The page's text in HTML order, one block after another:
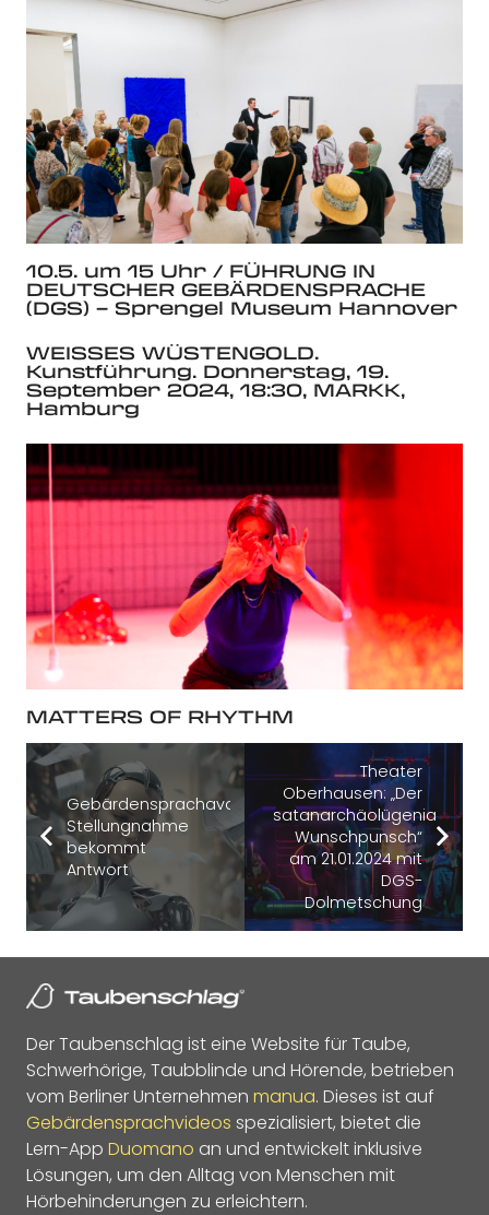
10.5. um 15 Uhr / FÜHRUNG IN
DEUTSCHER GEBÄRDENSPRACHE
(DGS) – Sprengel Museum Hannover
WEISSES WÜSTENGOLD.
Kunstführung. Donnerstag, 19.
September 2024, 18:30, MARKK,
Hamburg
MATTERS OF RHYTHM
Gebärdensprachavatar-
Stellungnahme
bekommt
Antwort
Theater
Oberhausen: „Der
Wunschpunsch“
am 21.01.2024 mit
DGS-
Dolmetschung
Der Taubenschlag ist eine Website für Taube,
Schwerhörige, Taubblinde und Hörende, betrieben
vom Berliner Unternehmen manua. Dieses ist auf
Gebärdensprachvideos spezialisiert, bietet die
Lern-App Duomano an und entwickelt inklusive
Lösungen, um den Alltag von Menschen mit
Hörbehinderungen zu erleichtern.